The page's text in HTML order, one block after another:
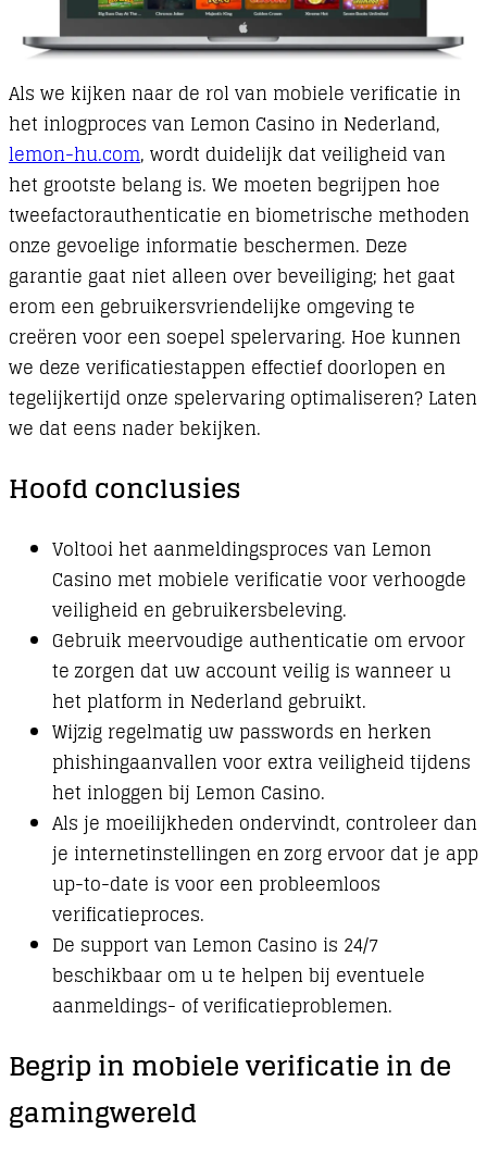
Als we kijken naar de rol van mobiele verificatie in
het inlogproces van Lemon Casino in Nederland,
lemon-hu.com, wordt duidelijk dat veiligheid van
het grootste belang is. We moeten begrijpen hoe
tweefactorauthenticatie en biometrische methoden
onze gevoelige informatie beschermen. Deze
garantie gaat niet alleen over beveiliging; het gaat
erom een gebruikersvriendelijke omgeving te
creëren voor een soepel spelervaring. Hoe kunnen
we deze verificatiestappen effectief doorlopen en
tegelijkertijd onze spelervaring optimaliseren? Laten
we dat eens nader bekijken.
Hoofd conclusies
Voltooi het aanmeldingsproces van Lemon
Casino met mobiele verificatie voor verhoogde
veiligheid en gebruikersbeleving.
Gebruik meervoudige authenticatie om ervoor
te zorgen dat uw account veilig is wanneer u
het platform in Nederland gebruikt.
Wijzig regelmatig uw passwords en herken
phishingaanvallen voor extra veiligheid tijdens
het inloggen bij Lemon Casino.
Als je moeilijkheden ondervindt, controleer dan
je internetinstellingen en zorg ervoor dat je app
up-to-date is voor een probleemloos
verificatieproces.
De support van Lemon Casino is 24/7
beschikbaar om u te helpen bij eventuele
aanmeldings- of verificatieproblemen.
Begrip in mobiele verificatie in de
gamingwereld